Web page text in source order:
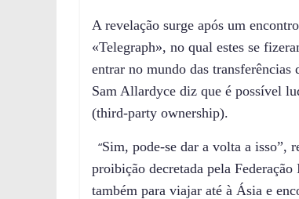
A revelação surge após um
«Telegraph», no qual estes se
entrar no mundo das transferências
Sam Allardyce diz que é possível
(third-party ownership).
“Sim, pode-se dar a volta a isso”,
proibição decretada pela
também para viajar até à Ásia e